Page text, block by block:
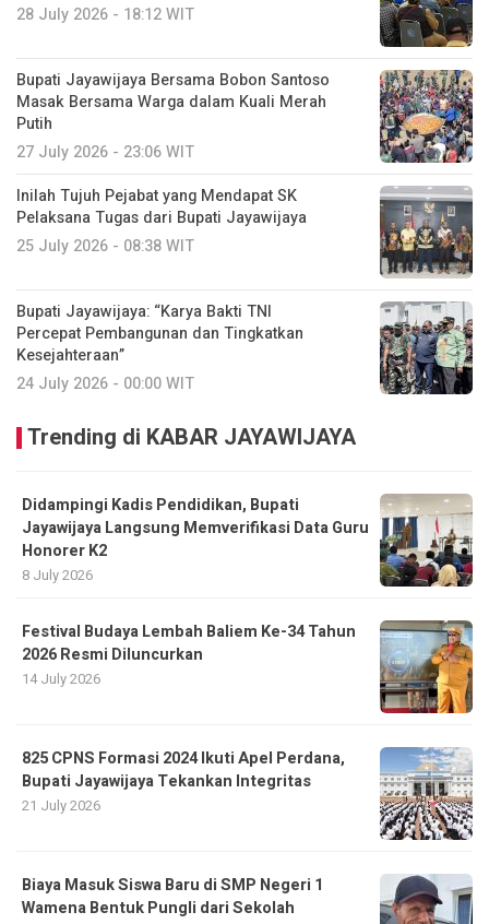
28 July 2026 - 18:12 WIT
Bupati Jayawijaya Bersama Bobon Santoso
Masak Bersama Warga dalam Kuali Merah
Putih
27 July 2026 - 23:06 WIT
Inilah Tujuh Pejabat yang Mendapat SK
Pelaksana Tugas dari Bupati Jayawijaya
25 July 2026 - 08:38 WIT
Bupati Jayawijaya: “Karya Bakti TNI
Percepat Pembangunan dan Tingkatkan
Kesejahteraan”
24 July 2026 - 00:00 WIT
Trending di KABAR JAYAWIJAYA
Didampingi Kadis Pendidikan, Bupati
Jayawijaya Langsung Memverifikasi Data Guru
Honorer K2
8 July 2026
Festival Budaya Lembah Baliem Ke-34 Tahun
2026 Resmi Diluncurkan
14 July 2026
825 CPNS Formasi 2024 Ikuti Apel Perdana,
Bupati Jayawijaya Tekankan Integritas
21 July 2026
Biaya Masuk Siswa Baru di SMP Negeri 1
Wamena Bentuk Pungli dari Sekolah